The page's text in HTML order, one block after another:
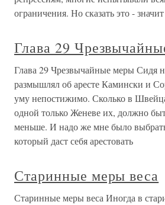
ограничения. Но сказать это - значит
Глава 29
Глава 29 Чрезвычайные меры Сидя
размышлял об аресте Камински и
уму непостижимо. Сколько в
одной только Женеве их, должно
меньше. И надо же мне было
который даст себя арестовать
Старинные меры веса
Старинные меры веса Иногда в